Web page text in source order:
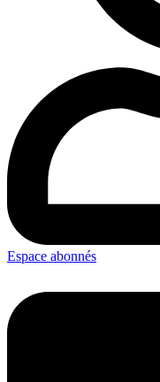
Espace abonnés